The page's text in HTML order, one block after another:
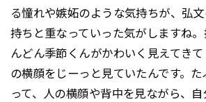
る憧れや嫉妬のような気持ちが、弘
持ちと重なっていった気がしますね
んどん季節くんがかわいく見えてき
の横顔をじーっと見ていたんです。
って、人の横顔や背中を見ながら、